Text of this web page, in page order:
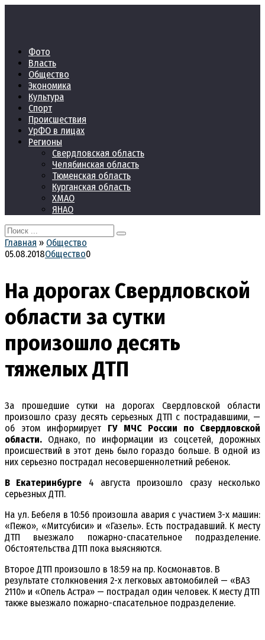
Фото
Власть
Общество
Экономика
Культура
Спорт
Происшествия
УрФО в лицах
Регионы
Свердловская область
Челябинская область
Тюменская область
Курганская область
ХМАО
ЯНАО
Search
for:
Главная » Общество
05.08.2018Общество0
На дорогах Свердловской
области за сутки
произошло десять
тяжелых ДТП
За прошедшие сутки на дорогах Свердловской области
произошло сразу десять серьезных ДТП с пострадавшими, —
об этом информирует ГУ МЧС России по Свердловской
области. Однако, по информации из соцсетей, дорожных
происшествий в этот день было гораздо больше. В одной из
них серьезно пострадал несовершеннолетний ребенок.
В Екатеринбурге 4 августа произошло сразу несколько
серьезных ДТП.
На ул. Бебеля в 10:56 произошла авария с участием 3-х машин:
«Пежо», «Митсубиси» и «Газель». Есть пострадавший. К месту
ДТП выезжало пожарно-спасательное подразделение.
Обстоятельства ДТП пока выясняются.
Второе ДТП произошло в 18:59 на пр. Космонавтов. В
результате столкновения 2-х легковых автомобилей — «ВАЗ
2110» и «Опель Астра» — пострадал один человек. К месту ДТП
также выезжало пожарно-спасательное подразделение.